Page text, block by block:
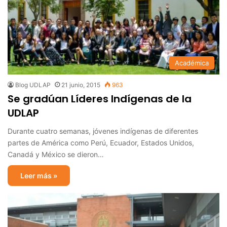
Académica
Blog UDLAP 21 junio, 2015 963
Se gradúan Líderes Indígenas de la
UDLAP
Durante cuatro semanas, jóvenes indígenas de diferentes
partes de América como Perú, Ecuador, Estados Unidos,
Canadá y México se dieron…
Leer más »